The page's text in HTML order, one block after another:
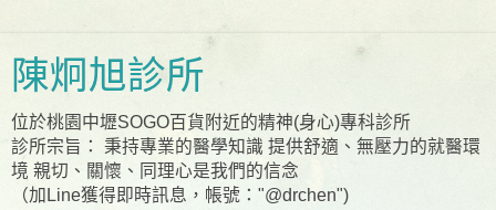
陳炯旭診所
位於桃園中壢SOGO百貨附近的精神(身心)專科診所
診所宗旨： 秉持專業的醫學知識 提供舒適、無壓力的就醫環
境 親切、關懷、同理心是我們的信念
（加Line獲得即時訊息，帳號："@drchen")